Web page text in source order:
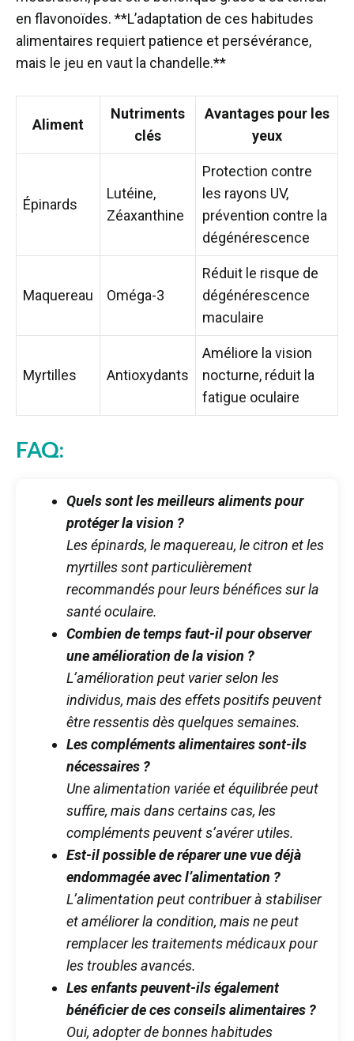
en flavonoïdes. **L’adaptation de ces habitudes
alimentaires requiert patience et persévérance,
mais le jeu en vaut la chandelle.**
Aliment
Nutriments
clés
Avantages pour les
yeux
Épinards
Lutéine,
Zéaxanthine
Protection contre
les rayons UV,
prévention contre la
dégénérescence
Maquereau Oméga-3
Réduit le risque de
dégénérescence
maculaire
Myrtilles Antioxydants
Améliore la vision
nocturne, réduit la
fatigue oculaire
FAQ:
Quels sont les meilleurs aliments pour
protéger la vision ?
Les épinards, le maquereau, le citron et les
myrtilles sont particulièrement
recommandés pour leurs bénéfices sur la
santé oculaire.
Combien de temps faut-il pour observer
une amélioration de la vision ?
L’amélioration peut varier selon les
individus, mais des effets positifs peuvent
être ressentis dès quelques semaines.
Les compléments alimentaires sont-ils
nécessaires ?
Une alimentation variée et équilibrée peut
suffire, mais dans certains cas, les
compléments peuvent s’avérer utiles.
Est-il possible de réparer une vue déjà
endommagée avec l’alimentation ?
L’alimentation peut contribuer à stabiliser
et améliorer la condition, mais ne peut
remplacer les traitements médicaux pour
les troubles avancés.
Les enfants peuvent-ils également
bénéficier de ces conseils alimentaires ?
Oui, adopter de bonnes habitudes